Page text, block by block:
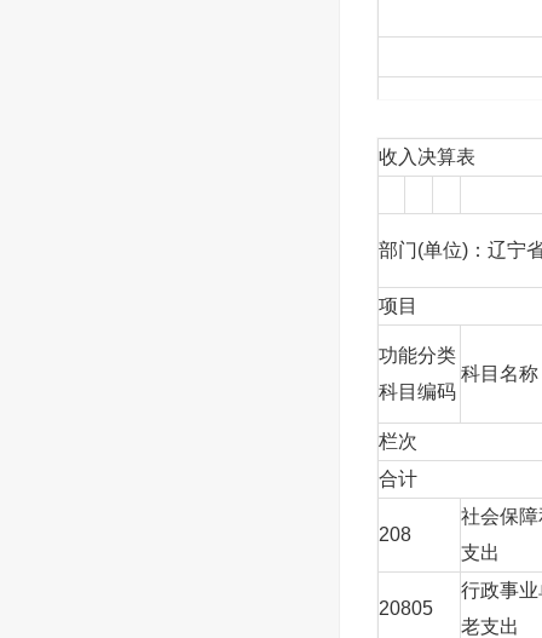
本年收入合计
使用非财政拨款结
年初结转和结余
收入决算表
部门(单位)：辽宁
项目
功能分类
科目编码
科目名称
栏次
合计
208
社会保
支出
20805
行政事
老支出